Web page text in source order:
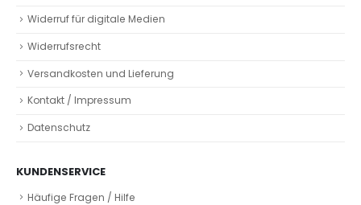
Widerruf für digitale Medien
Widerrufsrecht
Versandkosten und Lieferung
Kontakt / Impressum
Datenschutz
KUNDENSERVICE
Häufige Fragen / Hilfe